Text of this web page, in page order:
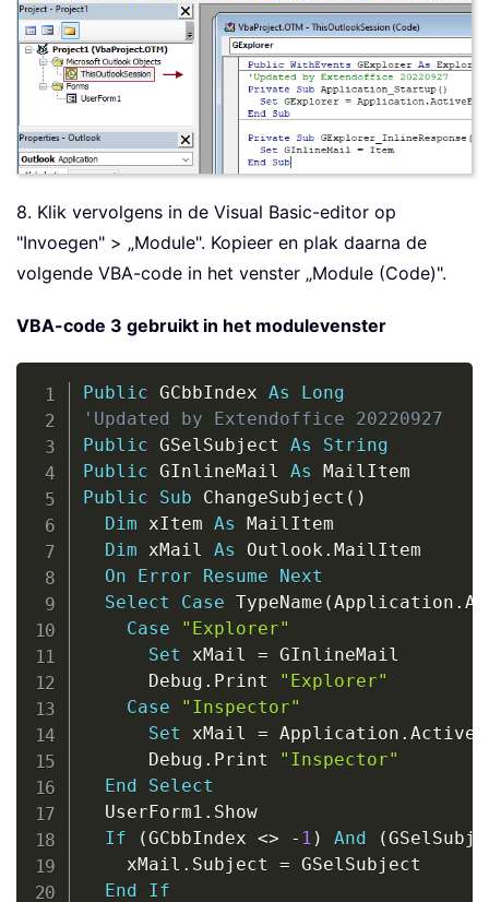
8. Klik vervolgens in de Visual Basic-editor op
"Invoegen" > „Module". Kopieer en plak daarna de
volgende VBA-code in het venster „Module (Code)".
VBA-code 3 gebruikt in het modulevenster
Public GCbbIndex As
Long
'Updated by Extendoffice 20220927
Public GSelSubject As
String
Public GInlineMail As
Public
Sub ChangeSubject ( )
Dim xItem As MailItem
Dim xMail As Outlook . MailItem
On
Error Resume
Next
Select
Case TypeName (Application .
Case
"Explorer"
Set xMail = GInlineMail
      Debug
. Print
"Explorer"
Case
"Inspector"
Set xMail = Application .
      Debug
. Print
"Inspector"
End
Select
  UserForm1
. Show
If
(GCbbIndex <> - 1 ) And (
    xMail
. Subject = GSelSubject
End
If